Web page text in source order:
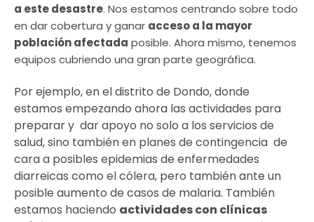
a este desastre. Nos estamos centrando sobre todo
en dar cobertura y ganar acceso a la mayor
población afectada posible. Ahora mismo, tenemos
equipos cubriendo una gran parte geográfica.
Por ejemplo, en el distrito de Dondo, donde
estamos empezando ahora las actividades para
preparar y dar apoyo no solo a los servicios de
salud, sino también en planes de contingencia de
cara a posibles epidemias de enfermedades
diarreicas como el cólera, pero también ante un
posible aumento de casos de malaria. También
estamos haciendo actividades con clínicas